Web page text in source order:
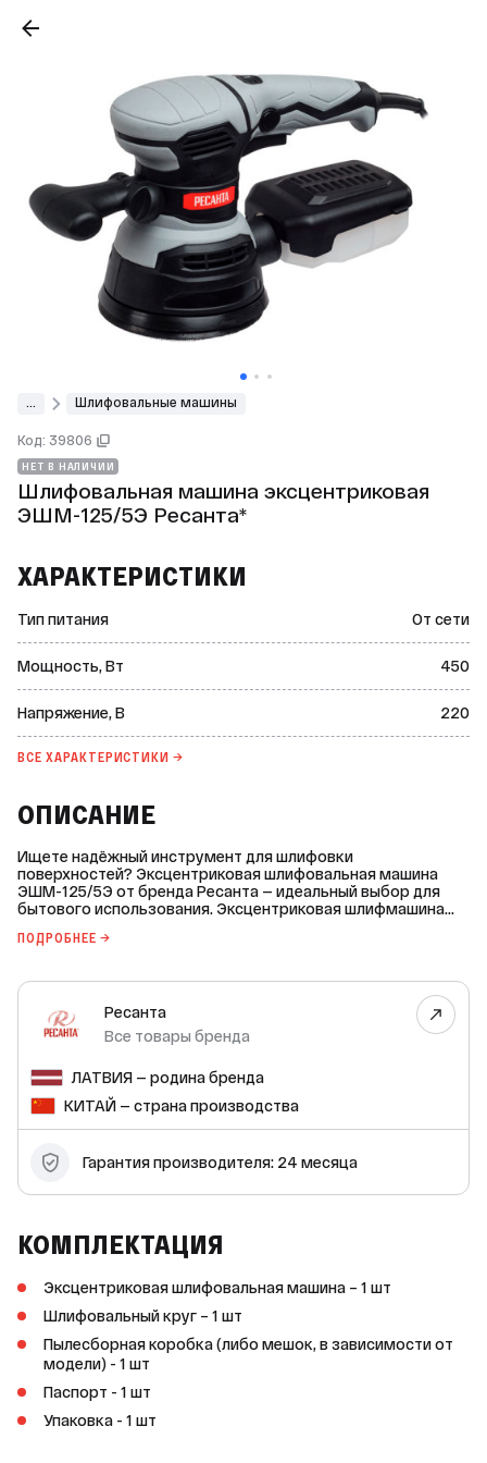
Шлифовальные машины
Код: 39806
НЕТ В НАЛИЧИИ
Шлифовальная машина эксцентриковая
ЭШМ-125/5Э Ресанта*
ХАРАКТЕРИСТИКИ
Тип питания От сети
Мощность, Вт 450
Напряжение, В 220
ВСЕ ХАРАКТЕРИСТИКИ →
ОПИСАНИЕ
Ищете надёжный инструмент для шлифовки
поверхностей? Эксцентриковая шлифовальная машина
ЭШМ-125/5Э от бренда Ресанта — идеальный выбор для
бытового использования. Эксцентриковая шлифмашина
материалов. Благодаря возможности регулировки
инструмент под конкретную задачу. Модель оснащена
восемью отверстиями для эффективного отвода пыли. Вы
можете подключить пылесос диаметром 27 мм, чтобы
обеспечить чистоту рабочей зоны. Гарантия
производителя составляет 24 месяца. Эксцентриковая
шлифовальная машина Ресанта ЭШМ-125/5Э — это
надёжный и удобный инструмент, который станет
незаменимым помощником в вашем доме.
ПОДРОБНЕЕ →
Ресанта
Все товары бренда
ЛАТВИЯ — родина бренда
КИТАЙ — страна производства
Гарантия производителя: 24 месяца
КОМПЛЕКТАЦИЯ
Эксцентриковая шлифовальная машина – 1 шт
Шлифовальный круг – 1 шт
Пылесборная коробка (либо мешок, в зависимости от
модели) - 1 шт
Паспорт - 1 шт
Упаковка - 1 шт